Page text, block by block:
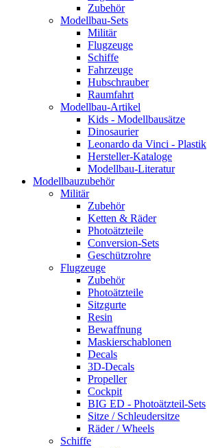
Zubehör
Modellbau-Sets
Militär
Flugzeuge
Schiffe
Fahrzeuge
Hubschrauber
Raumfahrt
Modellbau-Artikel
Kids - Modellbausätze
Dinosaurier
Leonardo da Vinci - Plastik
Hersteller-Kataloge
Modellbau-Literatur
Modellbauzubehör
Militär
Zubehör
Ketten & Räder
Photoätzteile
Conversion-Sets
Geschützrohre
Flugzeuge
Zubehör
Photoätzteile
Sitzgurte
Resin
Bewaffnung
Maskierschablonen
Decals
3D-Decals
Propeller
Cockpit
BIG ED - Photoätzteil-Sets
Sitze / Schleudersitze
Räder / Wheels
Schiffe